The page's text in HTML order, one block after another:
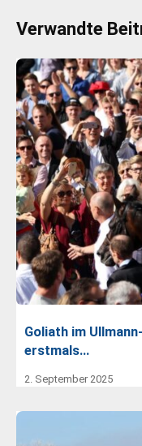
Verwandte
Goliath im
erstmals…
2. September 2025